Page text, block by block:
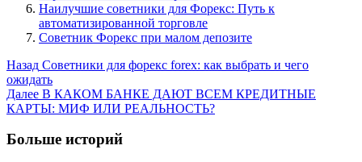
Наилучшие советники для Форекс: Путь к
автоматизированной торговле
Советник Форекс при малом депозите
Post
Navigation
Назад Советники для форекс forex: как выбрать и чего
ожидать
Далее В КАКОМ БАНКЕ ДАЮТ ВСЕМ КРЕДИТНЫЕ
КАРТЫ: МИФ ИЛИ РЕАЛЬНОСТЬ?
Больше историй